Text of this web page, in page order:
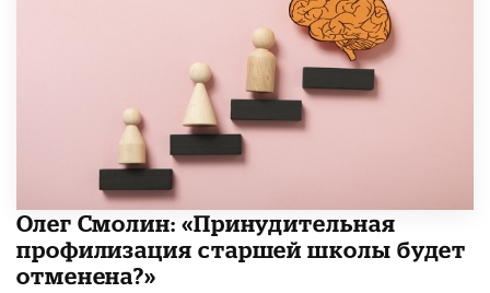
​Олег Смолин: «Принудительная
профилизация старшей школы будет
отменена?»